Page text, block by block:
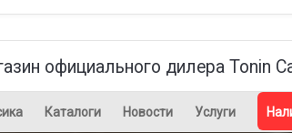
официального дилера Tonin
Каталоги Новости Услуги